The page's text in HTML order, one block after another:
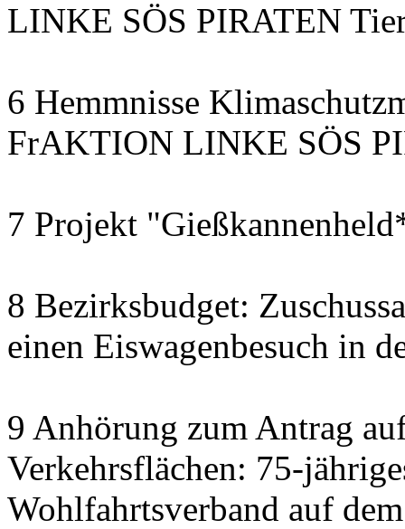
LINKE SÖS PIRATEN
6 Hemmnisse
FrAKTION LINKE SÖS
7 Projekt
8 Bezirksbudget:
einen Eiswagenbesuch in
9 Anhörung zum Antrag
Verkehrsflächen: 75-
Wohlfahrtsverband auf